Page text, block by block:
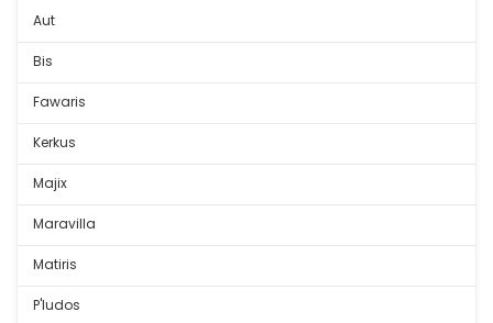
Aut
Bis
Fawaris
Kerkus
Majix
Maravilla
Matiris
P'ludos